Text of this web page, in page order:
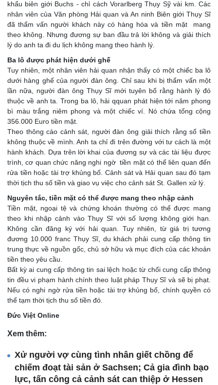
khẩu biên giới Buchs - chỉ cách Vorarlberg Thụy Sỹ vài km. Các
nhân viên của Văn phòng Hải quan và An ninh Biên giới Thụy Sĩ
đã thẩm vấn người khách này có hàng hóa và tiền mặt mang
theo không. Nhưng đương sự ban đầu trả lời không và giải thích
lý do anh ta đi du lịch không mang theo hành lý.
Ba lô được phát hiện dưới ghế
Tuy nhiên, một nhân viên hải quan nhận thấy có một chiếc ba lô
dưới hàng ghế của người đàn ông. Chỉ sau khi bị thẩm vấn một
lần nữa, người đàn ông Thụy Sĩ mới tuyên bố rằng hành lý đó
thuộc về anh ta. Trong ba lô, hải qquan phát hiện tới năm phong
bì màu trắng niêm phong và một chiếc ví. Nó chứa tổng cộng
356.000 Euro tiền mặt.
Theo thông cáo cảnh sát, người đàn ông giải thích rằng số tiền
không thuộc về mình. Anh ta chỉ đi trên đường với tư cách là một
hành khách. Dựa trên lời khai của đương sự và các tài liệu được
trình, cơ quan chức năng nghi ngờ tiền mặt có thể liên quan đến
rửa tiền hoặc tài trợ khủng bố. Cảnh sát và Hải quan sau đó tạm
thời tịch thu số tiền và giao vụ việc cho cảnh sát St. Gallen xử lý.
Nguyên tắc, tiền mặt có thể được mang theo nhập cảnh
Tiền mặt, ngoại tệ và chứng khoán thường có thể được mang
theo khi nhập cảnh vào Thụy Sĩ với số lượng không giới hạn.
Không cần đăng ký với hải quan. Tuy nhiên, từ giá trị tương
đương 10.000 franc Thụy Sĩ, du khách phải cung cấp thông tin
trung thực về nguồn gốc, chủ sở hữu và mục đích của các khoản
tiền theo yêu cầu.
Bất kỳ ai cung cấp thông tin sai lệch hoặc từ chối cung cấp thông
tin đều vi phạm hành chính theo luật pháp Thụy Sĩ và sẽ bị phạt.
Nếu có nghi ngờ rửa tiền hoặc tài trợ khủng bố, chính quyền có
thể tạm thời tịch thu số tiền đó.
Đức Việt Online
Xem thêm:
Xử người vợ cùng tình nhân giết chồng để
chiếm đoạt tài sản ở Sachsen; Cả gia đình bạo
lực, tấn công cả cảnh sát can thiệp ở Hessen